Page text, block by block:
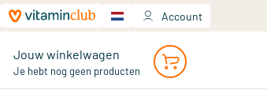
Account
Jouw winkelwagen
Je hebt nog geen producten